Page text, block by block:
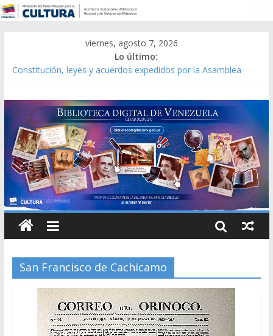
viernes, agosto 7, 2026
Lo último:
Constitución, leyes y acuerdos expedidos por la Asamblea
Modesta Bor Sánchez [material gráfico]
Gaceta Oficial de la República de Venezuela año CXXXIII Mes V,
Caracas 09 de marzo de 2006 N° 38.394
Catálogo temático de obras de Modesta Bor
San Francisco de Cachicamo